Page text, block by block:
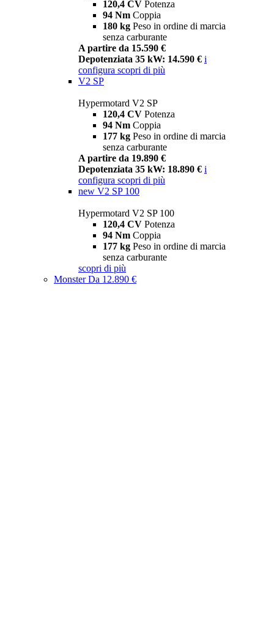
120,4 CV Potenza
94 Nm Coppia
180 kg Peso in ordine di marcia
senza carburante
A partire da 15.590 €
Depotenziata 35 kW: 14.590 € i
configura scopri di più
V2 SP
Hypermotard V2 SP
120,4 CV Potenza
94 Nm Coppia
177 kg Peso in ordine di marcia
senza carburante
A partire da 19.890 €
Depotenziata 35 kW: 18.890 € i
configura scopri di più
new V2 SP 100
Hypermotard V2 SP 100
120,4 CV Potenza
94 Nm Coppia
177 kg Peso in ordine di marcia
senza carburante
scopri di più
MonsterDa 12.890 €